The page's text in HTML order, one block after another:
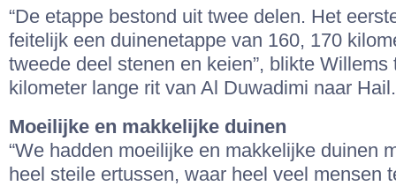
“De etappe bestond uit twee delen. Het
feitelijk een duinenetappe van 160, 170
tweede deel stenen en keien”, blikte Willems
kilometer lange rit van Al Duwadimi naar Hail.
Moeilijke en makkelijke duinen
“We hadden moeilijke en makkelijke duinen
heel steile ertussen, waar heel veel mensen